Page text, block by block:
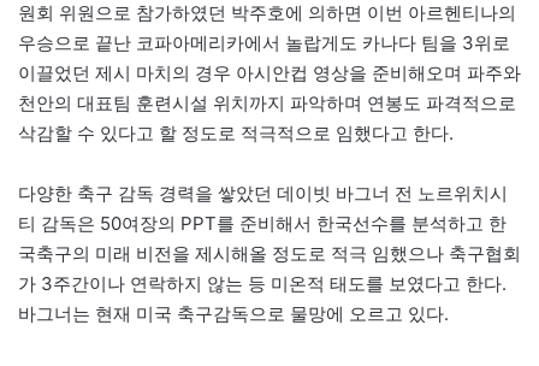
원회 위원으로 참가하였던 박주호에 의하면 이번 아르헨티나의
우승으로 끝난 코파아메리카에서 놀랍게도 카나다 팀을 3위로
이끌었던 제시 마치의 경우 아시안컵 영상을 준비해오며 파주와
천안의 대표팀 훈련시설 위치까지 파악하며 연봉도 파격적으로
삭감할 수 있다고 할 정도로 적극적으로 임했다고 한다.
다양한 축구 감독 경력을 쌓았던 데이빗 바그너 전 노르위치시
티 감독은 50여장의 PPT를 준비해서 한국선수를 분석하고 한
국축구의 미래 비전을 제시해올 정도로 적극 임했으나 축구협회
가 3주간이나 연락하지 않는 등 미온적 태도를 보였다고 한다.
바그너는 현재 미국 축구감독으로 물망에 오르고 있다.